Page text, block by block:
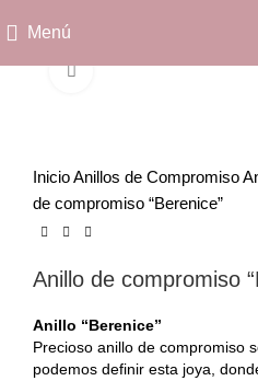
Menú
Clic para ampliar
InicioAnillos de Compromiso
de compromiso “Berenice”
Anillo de compromiso
Anillo “Berenice”
Precioso anillo de compromiso
podemos definir esta joya,